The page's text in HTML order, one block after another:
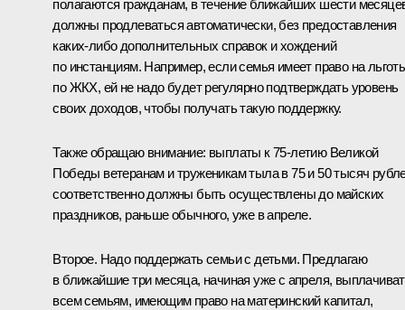
полагаются гражданам, в течение ближайших шести
должны продлеваться автоматически, без предоставления
каких-либо дополнительных справок и хождений
по инстанциям. Например, если семья имеет право на
по ЖКХ, ей не надо будет регулярно подтверждать уровень
своих доходов, чтобы получать такую поддержку.
Также обращаю внимание: выплаты к 75-летию Великой
Победы ветеранам и труженикам тыла в 75 и 50 тысяч
соответственно должны быть осуществлены до майских
праздников, раньше обычного, уже в апреле.
Второе. Надо поддержать семьи с детьми. Предлагаю
в ближайшие три месяца, начиная уже с апреля,
всем семьям, имеющим право на материнский капитал,